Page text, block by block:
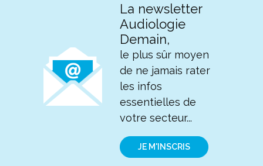
La newsletter
Audiologie
Demain,
le plus sûr moyen
de ne jamais rater
les infos
essentielles de
votre secteur...
JE M'INSCRIS